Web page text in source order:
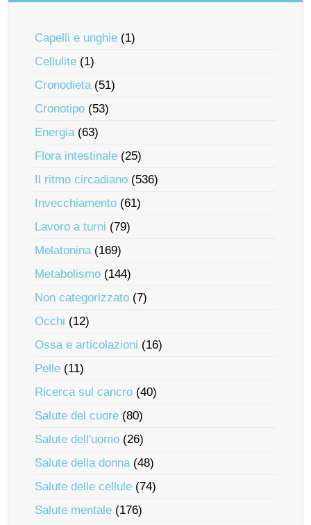
Capelli e unghie (1)
Cellulite (1)
Cronodieta(51)
Cronotipo (53)
Energia(63)
Flora intestinale (25)
Il ritmo circadiano (536)
Invecchiamento (61)
Lavoro a turni (79)
Melatonina(169)
Metabolismo (144)
Non categorizzato (7)
Occhi (12)
Ossa e articolazioni (16)
Pelle (11)
Ricerca sul cancro (40)
Salute del cuore (80)
Salute dell'uomo (26)
Salute della donna(48)
Salute delle cellule (74)
Salute mentale (176)